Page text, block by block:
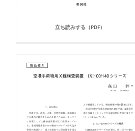
立ち読みする（PDF）